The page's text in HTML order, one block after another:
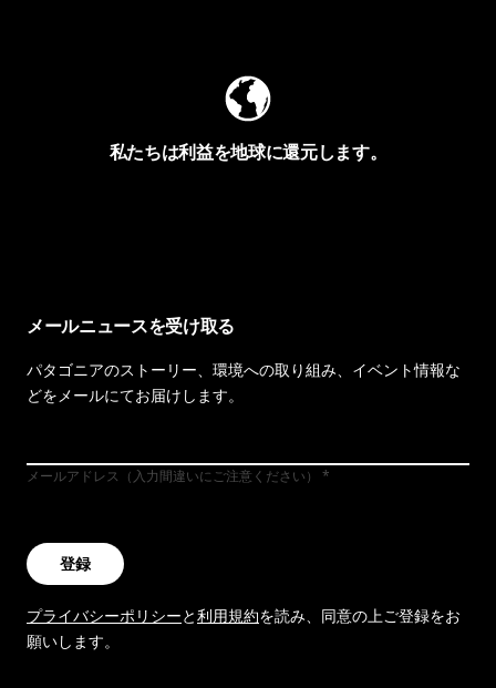
私たちは利益を地球に還元します。
メールニュースを受け取る
パタゴニアのストーリー、環境への取り組み、イベント情報な
どをメールにてお届けします。
メールアドレス（入力間違いにご注意ください）
登録
プライバシーポリシーと利用規約を読み、同意の上ご登録をお
願いします。